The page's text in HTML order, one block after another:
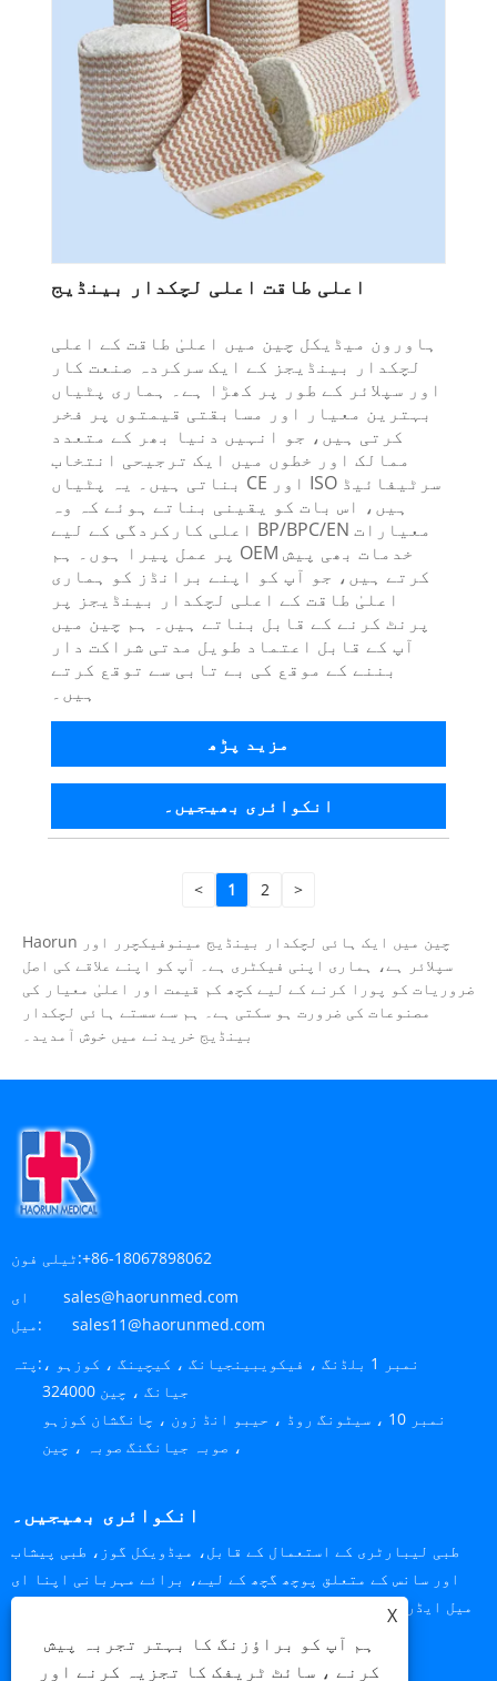
اعلی طاقت اعلی لچکدار بینڈیج
ہاورون میڈیکل چین میں اعلیٰ طاقت کے اعلی
لچکدار بینڈیجز کے ایک سرکردہ صنعت کار
اور سپلائر کے طور پر کھڑا ہے۔ ہماری پٹیاں
بہترین معیار اور مسابقتی قیمتوں پر فخر
کرتی ہیں، جو انہیں دنیا بھر کے متعدد
ممالک اور خطوں میں ایک ترجیحی انتخاب
بناتی ہیں۔ یہ پٹیاں CE اور ISO سرٹیفائیڈ
ہیں، اس بات کو یقینی بناتے ہوئے کہ وہ
اعلی کارکردگی کے لیے BP/BPC/EN معیارات
پر عمل پیرا ہوں۔ ہم OEM خدمات بھی پیش
کرتے ہیں، جو آپ کو اپنے برانڈز کو ہماری
اعلیٰ طاقت کے اعلی لچکدار بینڈیجز پر
پرنٹ کرنے کے قابل بناتے ہیں۔ ہم چین میں
آپ کے قابل اعتماد طویل مدتی شراکت دار
بننے کے موقع کی بے تابی سے توقع کرتے
ہیں۔
مزید پڑھ
انکوائری بھیجیں۔
< 1 2 >
Haorun چین میں ایک ہائی لچکدار بینڈیج مینوفیکچرر اور
سپلائر ہے، ہماری اپنی فیکٹری ہے۔ آپ کو اپنے علاقے کی اصل
ضروریات کو پورا کرنے کے لیے کچھ کم قیمت اور اعلیٰ معیار کی
مصنوعات کی ضرورت ہو سکتی ہے۔ ہم سے سستے ہائی لچکدار
بینڈیج خریدنے میں خوش آمدید۔
ٹیلی فون:+86-18067898062
ای
میل:
sales@haorunmed.com
sales11@haorunmed.com
پتہ: نمبر 1 بلڈنگ ، فیکویبینجیانگ ، کیچینگ ، کوزہو ،
جیانگ ، چین 324000
نمبر 10 ، سیٹونگ روڈ ، حیبو انڈ زون ، چانگشان کوزہو
، صوبہ جیانگنگ صوبہ ، چین
انکوائری بھیجیں۔
طبی لیبارٹری کے استعمال کے قابل، میڈویکل گوز، طبی پیشاب
اور سانس کے متعلق پوچھ گچھ کے لیے، برائے مہربانی اپنا ای
میل ایڈریس ہمارے پاس چھوڑیں اور ہم 24 گھنٹوں کے اندر آپ سے
X
ہم آپ کو براؤزنگ کا بہتر تجربہ پیش
کرنے ، سائٹ ٹریفک کا تجزیہ کرنے اور